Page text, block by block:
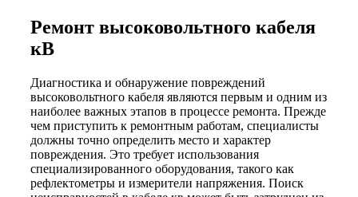
Ремонт высоковольтного кабеля
кВ
Диагностика и обнаружение повреждений
высоковольтного кабеля являются первым и одним из
наиболее важных этапов в процессе ремонта. Прежде
чем приступить к ремонтным работам, специалисты
должны точно определить место и характер
повреждения. Это требует использования
специализированного оборудования, такого как
рефлектометры и измерители напряжения. Поиск